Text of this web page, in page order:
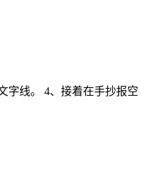
字线。 4、接着在手抄报空